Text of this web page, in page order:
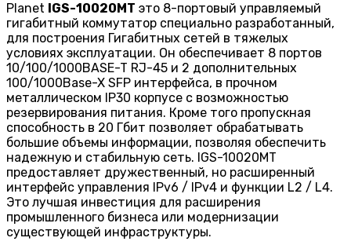
Planet IGS-10020MT это 8-портовый управляемый
гигабитный коммутатор специально разработанный,
для построения Гигабитных сетей в тяжелых
условиях эксплуатации. Он обеспечивает 8 портов
10/100/1000BASE-T RJ-45 и 2 дополнительных
100/1000Base-X SFP интерфейса, в прочном
металлическом IP30 корпусе с возможностью
резервирования питания. Кроме того пропускная
способность в 20 Гбит позволяет обрабатывать
большие объемы информации, позволяя обеспечить
надежную и стабильную сеть. IGS-10020MT
предоставляет дружественный, но расширенный
интерфейс управления IPv6 / IPv4 и функции L2 / L4.
Это лучшая инвестиция для расширения
промышленного бизнеса или модернизации
существующей инфраструктуры.